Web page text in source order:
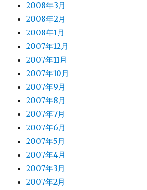
2008年3月
2008年2月
2008年1月
2007年12月
2007年11月
2007年10月
2007年9月
2007年8月
2007年7月
2007年6月
2007年5月
2007年4月
2007年3月
2007年2月